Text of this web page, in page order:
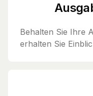
Behalten Sie Ihre
erhalten Sie